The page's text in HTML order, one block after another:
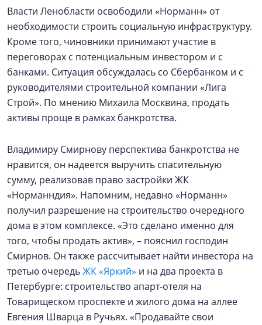
Власти Ленобласти освободили «Норманн» от
необходимости строить социальную инфраструктуру.
Кроме того, чиновники принимают участие в
переговорах с потенциальным инвестором и с
банками. Ситуация обсуждалась со Сбербанком и с
руководителями строительной компании «Лига
Строй». По мнению Михаила Москвина, продать
активы проще в рамках банкротства.
Владимиру Смирнову перспектива банкротства не
нравится, он надеется выручить спасительную
сумму, реализовав право застройки ЖК
«Норманндия». Напомним, недавно «Норманн»
получил разрешение на строительство очередного
дома в этом комплексе. «Это сделано именно для
того, чтобы продать актив», – пояснил господин
Смирнов. Он также рассчитывает найти инвестора на
третью очередьЖК «Яркий» и на два проекта в
Петербурге: строительство апарт-отеля на
Товарищеском проспекте и жилого дома на аллее
Евгения Шварца в Ручьях. «Продавайте свои